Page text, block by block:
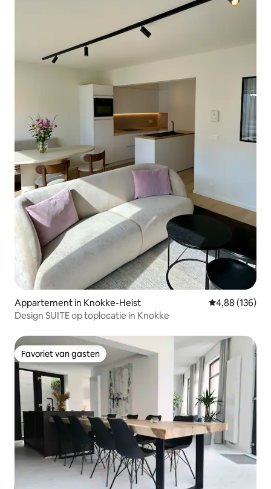
Appartement in Knokke-Heist Gemiddelde
4,88 (136)
Design SUITE op toplocatie in Knokke
Favoriet van gasten
Favoriet van gasten